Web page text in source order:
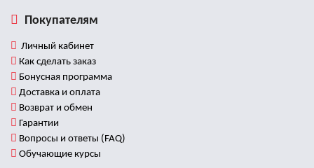
Покупателям
Личный кабинет
Как сделать заказ
Бонусная программа
Доставка и оплата
Возврат и обмен
Гарантии
Вопросы и ответы (FAQ)
Обучающие курсы